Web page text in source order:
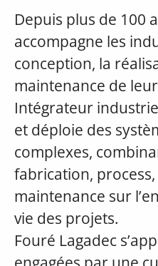
Depuis plus de 100
accompagne les
conception, la
maintenance de
Intégrateur
et déploie des
complexes,
fabrication,
maintenance sur
vie des projets.
Fouré Lagadec